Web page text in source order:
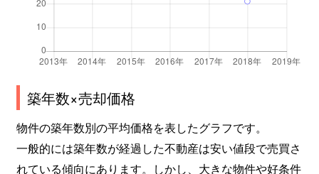
築年数×売却価格
物件の築年数別の平均価格を表したグラフです。
一般的には築年数が経過した不動産は安い値段で売買さ
れている傾向にあります。しかし、大きな物件や好条件